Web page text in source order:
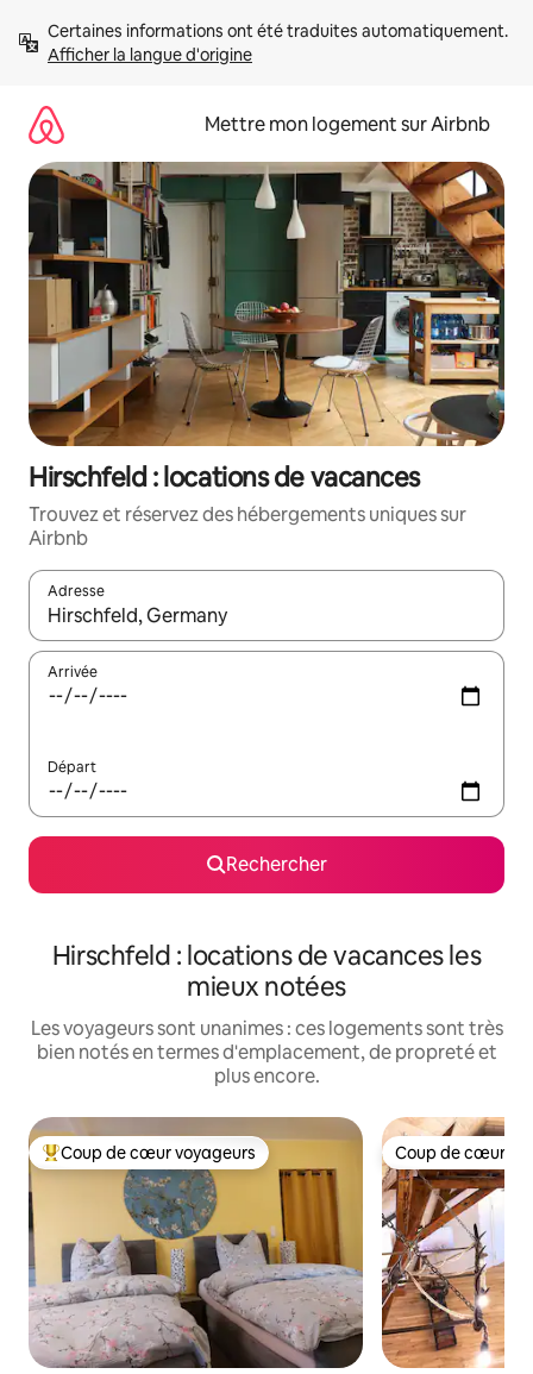
directement
Afficher la langue d'origine
Mettre mon logement sur Airbnb
Hirschfeld : locations de vacances
Trouvez et réservez des hébergements uniques sur
Airbnb
Adresse
Lorsque les résultats s'affichent, utilisez les flèches vers le
Arrivée
Départ
Rechercher
Hirschfeld : locations de vacances les
mieux notées
Les voyageurs sont unanimes : ces logements sont très
bien notés en termes d'emplacement, de propreté et
plus encore.
Coups de cœur voyageurs les plus appréciés
Coup de cœur voyageurs Coup de cœur
Coup de cœur